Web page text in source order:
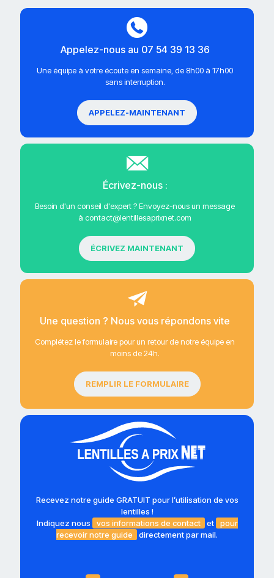
Appelez-nous au 07 54 39 13 36
Une équipe à votre écoute en semaine, de 8h00 à 17h00
sans interruption.
APPELEZ-MAINTENANT
Écrivez-nous :
Besoin d'un conseil d'expert ? Envoyez-nous un message
à contact@lentillesaprixnet.com
ÉCRIVEZ MAINTENANT
Une question ? Nous vous répondons vite
Complétez le formulaire pour un retour de notre équipe en
moins de 24h.
REMPLIR LE FORMULAIRE
Recevez notre guide GRATUIT pour l’utilisation de vos
lentilles !
Indiquez nous
vos informations de contact et
pour
recevoir notre guide
directement par mail.